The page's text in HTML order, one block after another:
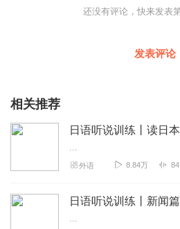
还没有评论，快来发表
发表评论
相关推荐
日语听说训练丨读日
...
外语 8.84万 84
日语听说训练丨新闻
...